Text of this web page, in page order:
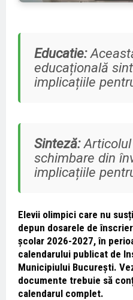
Educatie:
educațională
implicațiile
Sinteză:Articolul
schimbare din
implicațiile
Elevii olimpici care nu
depun dosarele de
școlar 2026-2027, în
calendarului publicat de
Municipiului București.
documente trebuie să
calendarul complet.